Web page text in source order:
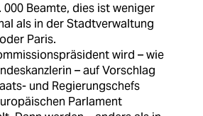
000 Beamte, dies ist weniger
als in der Stadtverwaltung
Paris.
wird – wie
– auf Vorschlag
und Regierungschefs
Parlament